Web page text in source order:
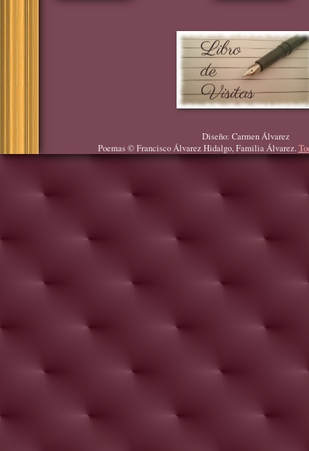
Diseño: Carmen Álvarez
Poemas © Francisco Álvarez Hidalgo, Familia Álvarez.